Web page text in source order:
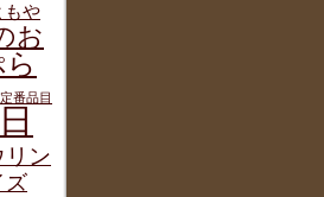
もや
お
定番品目
リン
ズ